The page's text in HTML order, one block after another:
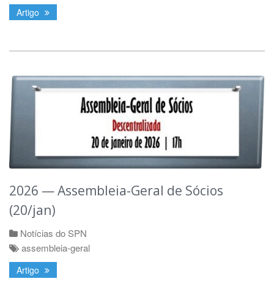
Artigo
2026 — Assembleia-Geral de Sócios
(20/jan)
Notícias do SPN
assembleia-geral
Artigo